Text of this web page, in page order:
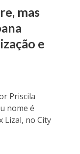
mas
e
Priscila
nome é
Lizal, no City